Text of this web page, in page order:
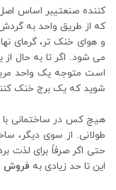
کننده صنعتیبر اساس
که از طریق واحد به
و هوای خنک تر، گرمای
می شود. اگر تا به حال
است متوجه یک واحد
شوید که یک برج خنک
هیچ کس در ساختمانی با
طولانی. از سوی دیگر،
حتی اگر صرفاً برای لذت
این تا حد زیادی به فروش